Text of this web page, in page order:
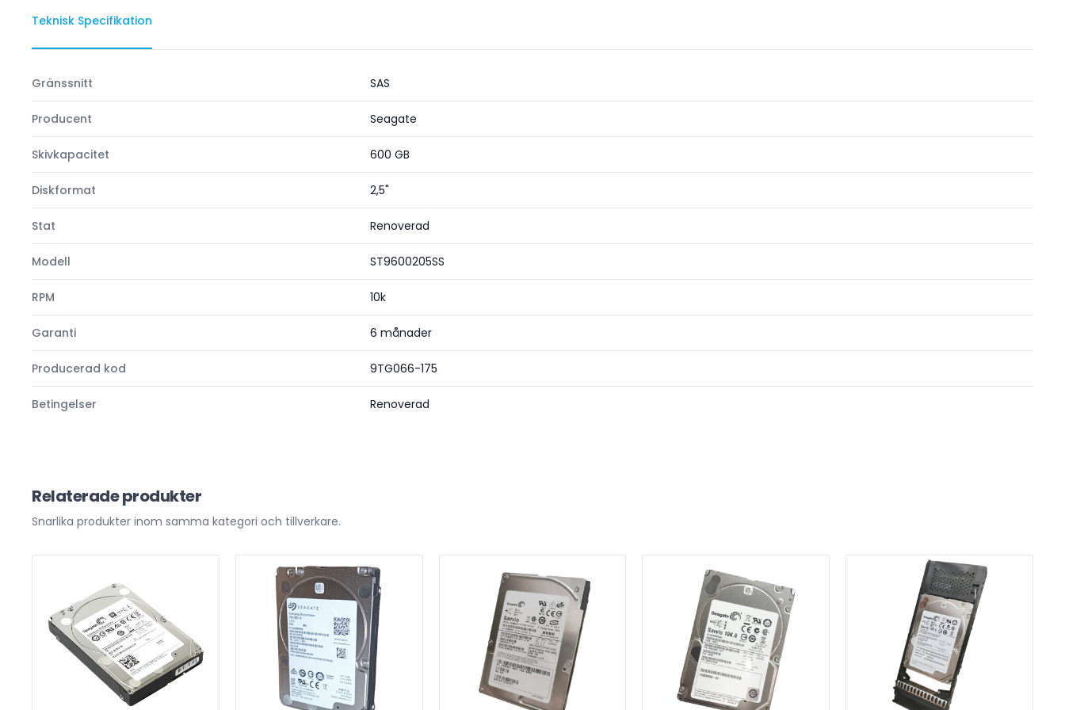
Teknisk Specifikation
Gränssnitt SAS
Producent Seagate
Skivkapacitet 600 GB
Diskformat 2,5"
Stat Renoverad
Modell ST9600205SS
RPM 10k
Garanti 6 månader
Producerad kod 9TG066-175
Betingelser Renoverad
Relaterade produkter
Snarlika produkter inom samma kategori och tillverkare.